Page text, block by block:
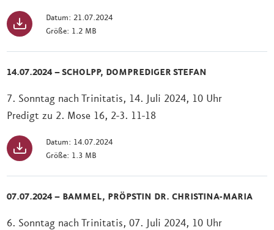
Datum: 21.07.2024
Größe: 1.2 MB
14.07.2024 – SCHOLPP, DOMPREDIGER STEFAN
7. Sonntag nach Trinitatis, 14. Juli 2024, 10 Uhr
Predigt zu 2. Mose 16, 2-3. 11-18
Datum: 14.07.2024
Größe: 1.3 MB
07.07.2024 – BAMMEL, PRÖPSTIN DR. CHRISTINA-MARIA
6. Sonntag nach Trinitatis, 07. Juli 2024, 10 Uhr